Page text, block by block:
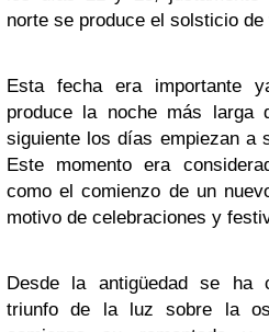
norte se produce el solsticio de
Esta fecha era importante
produce la noche más
siguiente los días empiezan a
Este momento era
como el comienzo de un
motivo de celebraciones y
Desde la antigüedad se ha
triunfo de la luz sobre la